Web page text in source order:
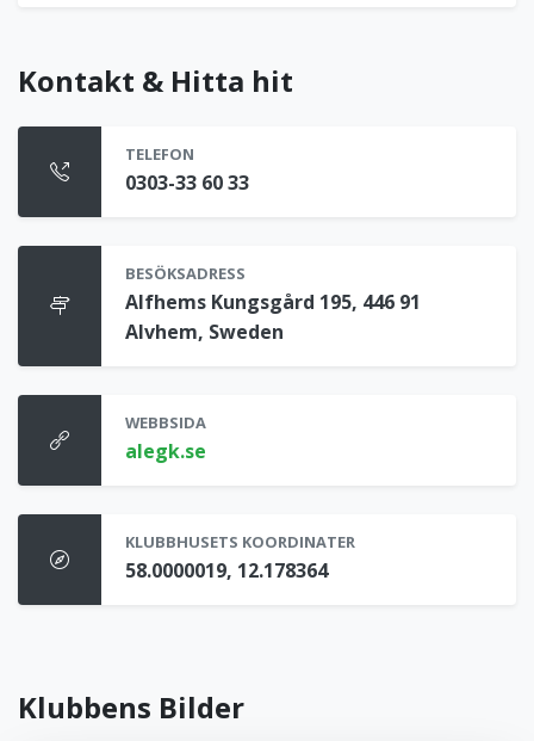
Kontakt & Hitta hit
TELEFON
0303-33 60 33
BESÖKSADRESS
Alfhems Kungsgård 195, 446 91
Alvhem, Sweden
WEBBSIDA
alegk.se
KLUBBHUSETS KOORDINATER
58.0000019, 12.178364
Klubbens Bilder